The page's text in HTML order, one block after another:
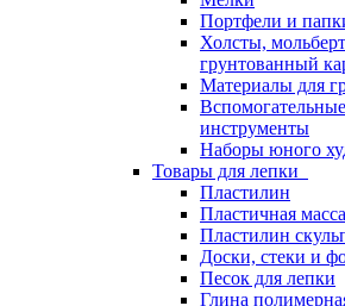
Портфели и
Холсты,
грунтованный
Материалы для
инструменты
Наборы юного
Товары для лепки
Пластилин
Пластичная
Пластилин
Доски, стеки и
Песок для лепки
Глина